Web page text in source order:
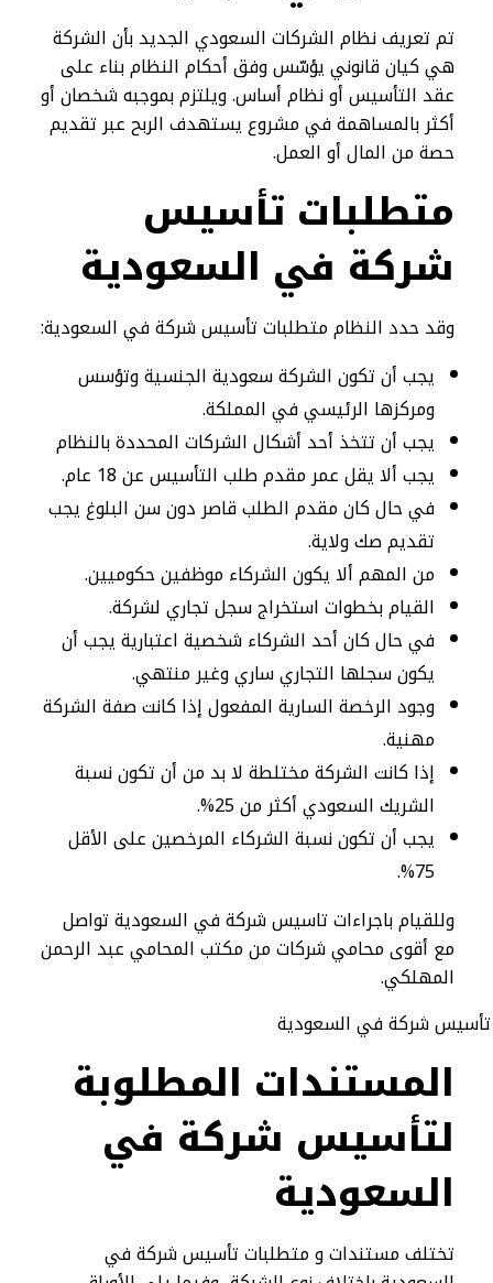
تم تعريف نظام الشركات السعودي الجديد بأن الشركة
هي كيان قانوني يؤسّس وفق أحكام النظام بناء على
عقد التأسيس أو نظام أساس. ويلتزم بموجبه شخصان أو
أكثر بالمساهمة في مشروع يستهدف الربح عبر تقديم
حصة من المال أو العمل.
متطلبات تأسيس
شركة في السعودية
وقد حدد النظام متطلبات تأسيس شركة في السعودية:
يجب أن تكون الشركة سعودية الجنسية وتؤسس
ومركزها الرئيسي في المملكة.
يجب أن تتخذ أحد أشكال الشركات المحددة بالنظام
يجب ألا يقل عمر مقدم طلب التأسيس عن 18 عام.
في حال كان مقدم الطلب قاصر دون سن البلوغ يجب
تقديم صك ولاية.
من المهم ألا يكون الشركاء موظفين حكوميين.
القيام بخطوات استخراج سجل تجاري لشركة.
في حال كان أحد الشركاء شخصية اعتبارية يجب أن
يكون سجلها التجاري ساري وغير منتهي.
وجود الرخصة السارية المفعول إذا كانت صفة الشركة
مهنية.
إذا كانت الشركة مختلطة لا بد من أن تكون نسبة
الشريك السعودي أكثر من 25%.
يجب أن تكون نسبة الشركاء المرخصين على الأقل
75%.
وللقيام باجراءات تاسيس شركة في السعودية تواصل
مع أقوى محامي شركات من مكتب المحامي عبد الرحمن
المهلكي.
المستندات المطلوبة
لتأسيس شركة في
السعودية
تختلف مستندات و متطلبات تأسيس شركة في